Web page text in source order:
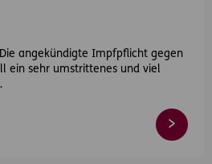
angekündigte Impfpflicht gegen
ein sehr umstrittenes und viel